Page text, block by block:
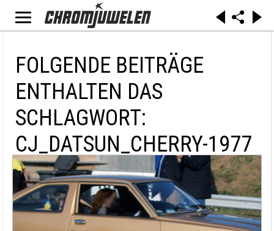
FOLGENDE BEITRÄGE
ENTHALTEN DAS
SCHLAGWORT:
CJ_DATSUN_CHERRY-1977